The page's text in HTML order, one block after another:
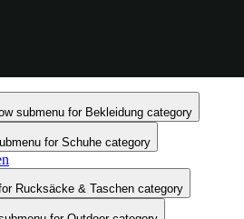
submenu for Bekleidung category
for Schuhe category
Rucksäcke & Taschen category